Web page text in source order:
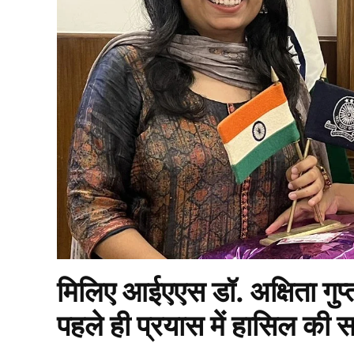
मिलिए आईएएस डॉ. अक्षिता
पहले ही प्रयास में हासिल